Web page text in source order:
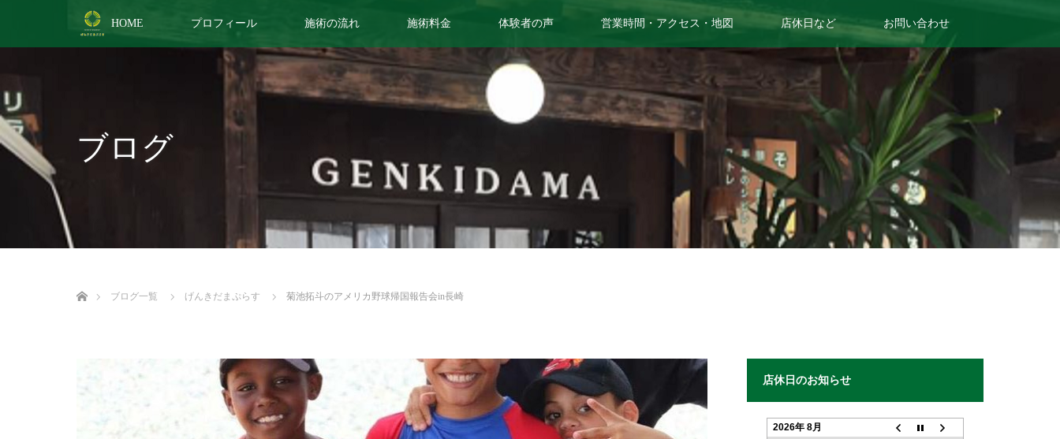
HOME プロフィール 施術の流れ 施術料金 体験者の声 営業時間・アクセス・地図 店休日など お問い合わせ
ブログ
ブログ一覧
げんきだまぷらす 菊池拓斗のアメリカ野球帰国報告会in長崎
店休日のお知らせ
2026年 8月